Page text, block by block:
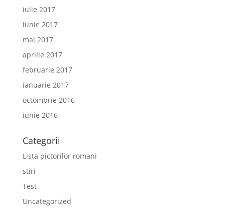
iulie 2017
iunie 2017
mai 2017
aprilie 2017
februarie 2017
ianuarie 2017
octombrie 2016
iunie 2016
Categorii
Lista pictorilor romani
stiri
Test
Uncategorized